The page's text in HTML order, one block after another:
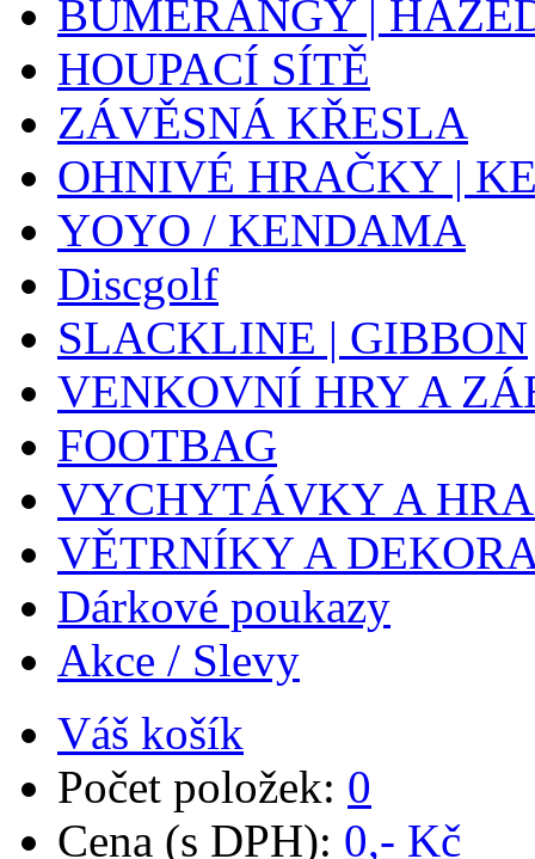
BUMERANGY |
HOUPACÍ SÍTĚ
ZÁVĚSNÁ KŘESLA
OHNIVÉ HRAČKY |
YOYO / KENDAMA
Discgolf
SLACKLINE | GIBBON
VENKOVNÍ HRY A
FOOTBAG
VYCHYTÁVKY A
VĚTRNÍKY A
Dárkové poukazy
Akce / Slevy
Váš košík
Počet položek: 0
Cena (s DPH): 0,- Kč